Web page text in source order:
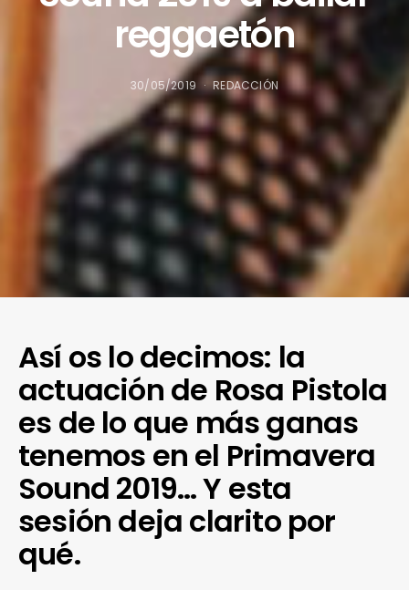
reggaetón
30/05/2019 REDACCIÓN
Así os lo decimos: la
actuación de Rosa Pistola
es de lo que más ganas
tenemos en el Primavera
Sound 2019… Y esta
sesión deja clarito por
qué.